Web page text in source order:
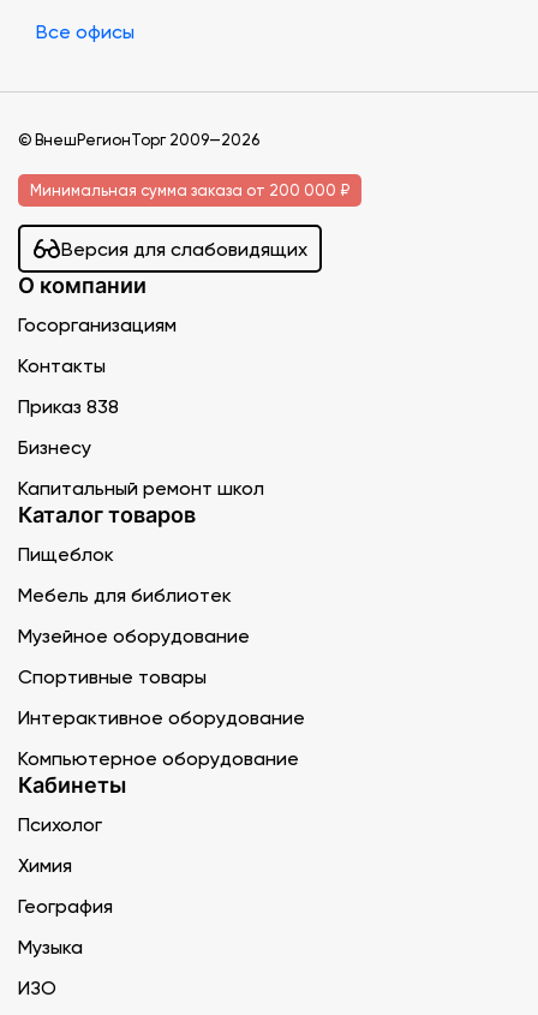
Все офисы
© ВнешРегионТорг 2009—2026
Минимальная сумма заказа от 200 000 ₽
Версия для слабовидящих
О компании
Госорганизациям
Контакты
Приказ 838
Бизнесу
Капитальный ремонт школ
Каталог товаров
Пищеблок
Мебель для библиотек
Музейное оборудование
Спортивные товары
Интерактивное оборудование
Компьютерное оборудование
Кабинеты
Психолог
Химия
География
Музыка
ИЗО